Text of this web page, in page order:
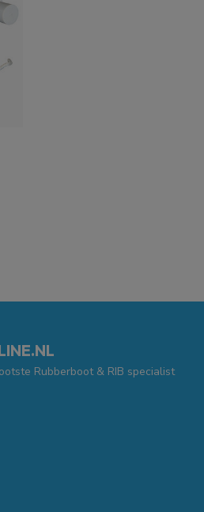
Rubberboot & RIB specialist